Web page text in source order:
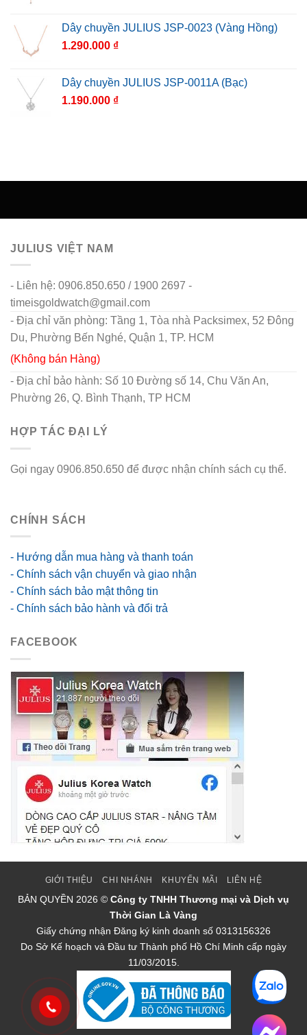
Dây chuyền JULIUS JSP-0023 (Vàng Hồng)
1.290.000 ₫
Dây chuyền JULIUS JSP-0011A (Bạc)
1.190.000 ₫
JULIUS VIỆT NAM
- Liên hệ: 0906.850.650 / 1900 2697 -
timeisgoldwatch@gmail.com
- Địa chỉ văn phòng: Tầng 1, Tòa nhà Packsimex, 52 Đông
Du, Phường Bến Nghé, Quận 1, TP. HCM
(Không bán Hàng)
- Địa chỉ bảo hành: Số 10 Đường số 14, Chu Văn An,
Phường 26, Q. Bình Thạnh, TP HCM
HỢP TÁC ĐẠI LÝ
Gọi ngay 0906.850.650 để được nhận chính sách cụ thể.
CHÍNH SÁCH
- Hướng dẫn mua hàng và thanh toán
- Chính sách vận chuyển và giao nhận
- Chính sách bảo mật thông tin
- Chính sách bảo hành và đổi trả
FACEBOOK
GIỚI THIỆU CHI NHÁNH KHUYẾN MÃI LIÊN HỆ
BẢN QUYỀN 2026 © Công ty TNHH Thương mại và Dịch vụ
Thời Gian Là Vàng
Giấy chứng nhận Đăng ký kinh doanh số 0313156326
Do Sở Kế hoạch và Đầu tư Thành phố Hồ Chí Minh cấp ngày
11/03/2015.